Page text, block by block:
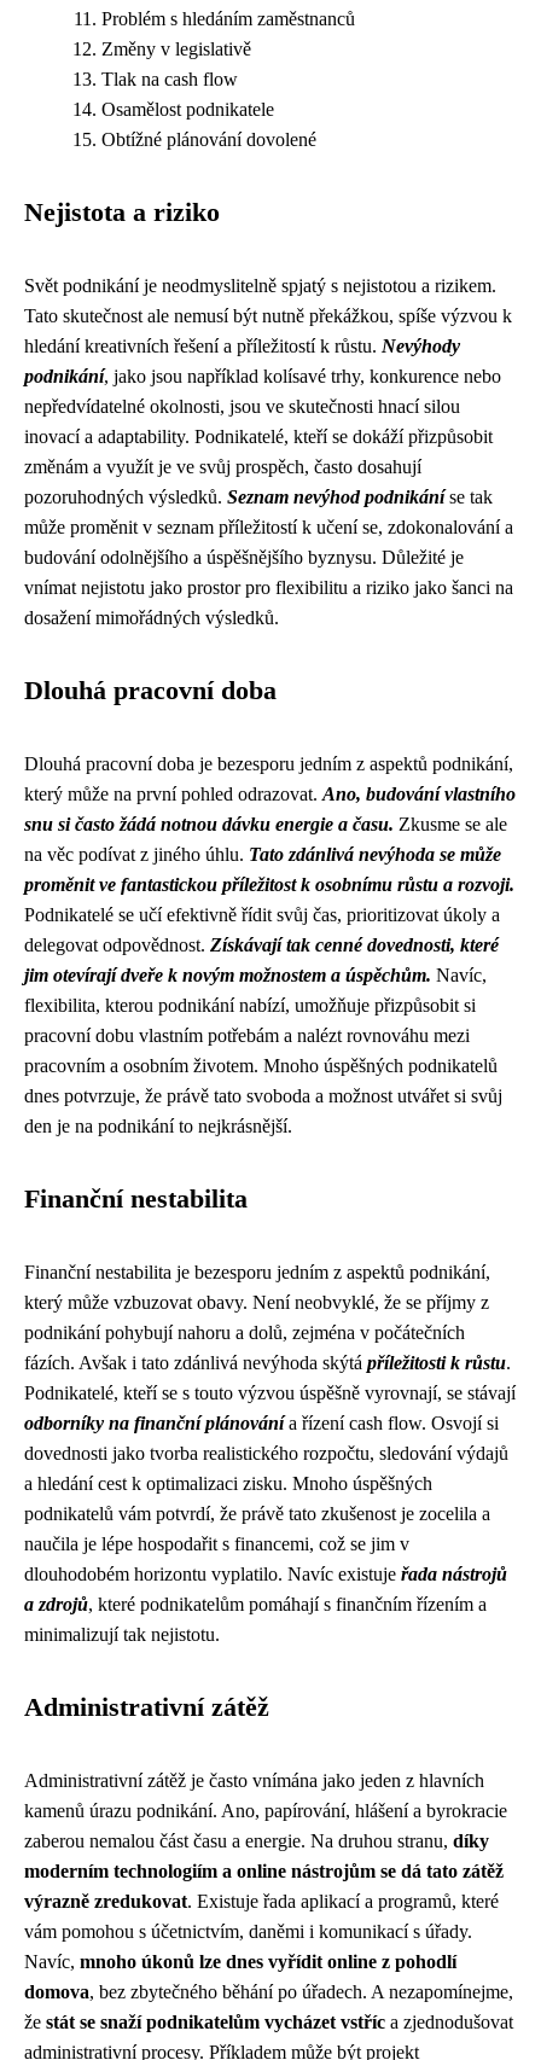
Problém s hledáním zaměstnanců
Změny v legislativě
Tlak na cash flow
Osamělost podnikatele
Obtížné plánování dovolené
Nejistota a riziko
Svět podnikání je neodmyslitelně spjatý s nejistotou a rizikem.
Tato skutečnost ale nemusí být nutně překážkou, spíše výzvou k
hledání kreativních řešení a příležitostí k růstu. Nevýhody
podnikání, jako jsou například kolísavé trhy, konkurence nebo
nepředvídatelné okolnosti, jsou ve skutečnosti hnací silou
inovací a adaptability. Podnikatelé, kteří se dokáží přizpůsobit
změnám a využít je ve svůj prospěch, často dosahují
pozoruhodných výsledků. Seznam nevýhod podnikáníse tak
může proměnit v seznam příležitostí k učení se, zdokonalování a
budování odolnějšího a úspěšnějšího byznysu. Důležité je
vnímat nejistotu jako prostor pro flexibilitu a riziko jako šanci na
dosažení mimořádných výsledků.
Dlouhá pracovní doba
Dlouhá pracovní doba je bezesporu jedním z aspektů podnikání,
který může na první pohled odrazovat. Ano, budování vlastního
snu si často žádá notnou dávku energie a času. Zkusme se ale
na věc podívat z jiného úhlu. Tato zdánlivá nevýhoda se může
proměnit ve fantastickou příležitost k osobnímu růstu a rozvoji.
Podnikatelé se učí efektivně řídit svůj čas, prioritizovat úkoly a
delegovat odpovědnost. Získávají tak cenné dovednosti, které
jim otevírají dveře k novým možnostem a úspěchům. Navíc,
flexibilita, kterou podnikání nabízí, umožňuje přizpůsobit si
pracovní dobu vlastním potřebám a nalézt rovnováhu mezi
pracovním a osobním životem. Mnoho úspěšných podnikatelů
dnes potvrzuje, že právě tato svoboda a možnost utvářet si svůj
den je na podnikání to nejkrásnější.
Finanční nestabilita
Finanční nestabilita je bezesporu jedním z aspektů podnikání,
který může vzbuzovat obavy. Není neobvyklé, že se příjmy z
podnikání pohybují nahoru a dolů, zejména v počátečních
fázích. Avšak i tato zdánlivá nevýhoda skýtá příležitosti k růstu.
Podnikatelé, kteří se s touto výzvou úspěšně vyrovnají, se stávají
odborníky na finanční plánovánía řízení cash flow. Osvojí si
dovednosti jako tvorba realistického rozpočtu, sledování výdajů
a hledání cest k optimalizaci zisku. Mnoho úspěšných
podnikatelů vám potvrdí, že právě tato zkušenost je zocelila a
naučila je lépe hospodařit s financemi, což se jim v
dlouhodobém horizontu vyplatilo. Navíc existuje řada nástrojů
a zdrojů, které podnikatelům pomáhají s finančním řízením a
minimalizují tak nejistotu.
Administrativní zátěž
Administrativní zátěž je často vnímána jako jeden z hlavních
kamenů úrazu podnikání. Ano, papírování, hlášení a byrokracie
zaberou nemalou část času a energie. Na druhou stranu, díky
moderním technologiím a online nástrojům se dá tato zátěž
výrazně zredukovat. Existuje řada aplikací a programů, které
vám pomohou s účetnictvím, daněmi i komunikací s úřady.
Navíc, mnoho úkonů lze dnes vyřídit online z pohodlí
domova, bez zbytečného běhání po úřadech. A nezapomínejme,
že stát se snaží podnikatelům vycházet vstříc a zjednodušovat
administrativní procesy. Příkladem může být projekt